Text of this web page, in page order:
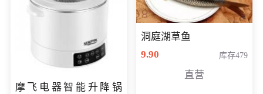
摩飞电器智能升降锅
洞庭湖草鱼
9.90
库存479
直营